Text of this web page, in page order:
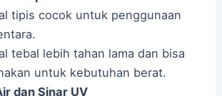
tipis cocok untuk penggunaan
tebal lebih tahan lama dan bisa
untuk kebutuhan berat.
dan Sinar UV